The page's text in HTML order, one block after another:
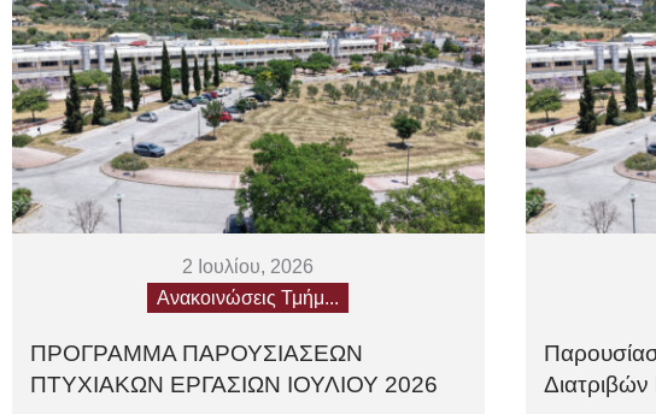
2 Ιουλίου, 2026
Ανακοινώσεις Τμήμ...
ΠΡΟΓΡΑΜΜΑ ΠΑΡΟΥΣΙΑΣΕΩΝ
ΠΤΥΧΙΑΚΩΝ ΕΡΓΑΣΙΩΝ ΙΟΥΛΙΟΥ 2026
Διατριβών